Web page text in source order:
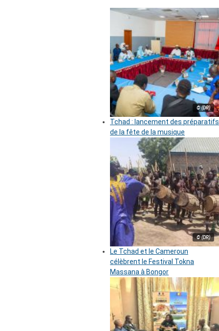
© (DR)
Tchad : lancement des préparatifs
de la fête de la musique
© (DR)
Le Tchad et le Cameroun
célèbrent le Festival Tokna
Massana à Bongor